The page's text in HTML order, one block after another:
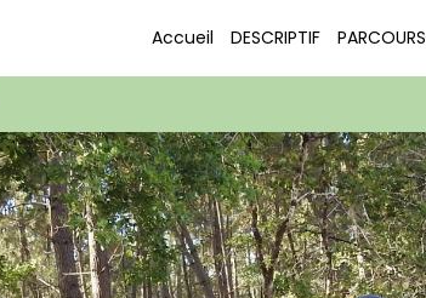
Accueil DESCRIPTIF PARCOURS
10 KM COURIR POUR LE PLAISIR LE PORGE 2016